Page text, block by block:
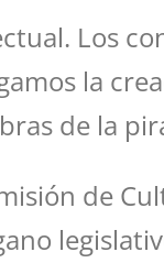
Los
la
de la
de